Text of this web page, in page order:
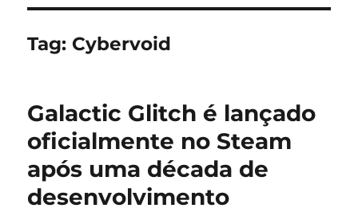
Tag: Cybervoid
Galactic Glitch é lançado
oficialmente no Steam
após uma década de
desenvolvimento